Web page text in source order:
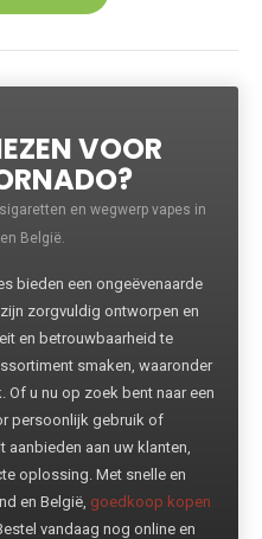
VOOR
en wegwerp vapes in
België.
bieden een ongeëvenaarde
zorgvuldig ontworpen en
en betrouwbaarheid te
smaken, waaronder
u nu op zoek bent naar een
persoonlijk gebruik of
aan uw klanten,
oplossing. Met snelle en
en België, goedkoop kopen
vandaag nog online en